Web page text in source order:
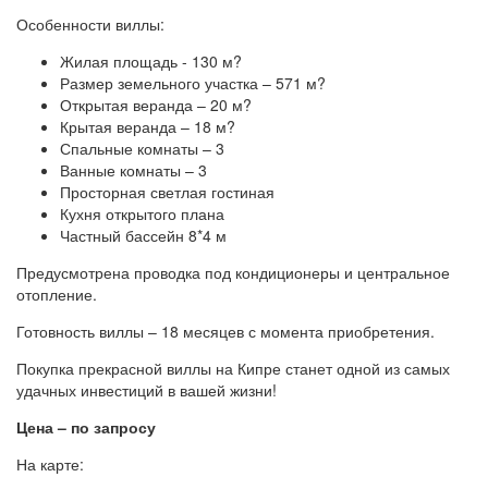
Особенности виллы:
Жилая площадь - 130 м?
Размер земельного участка – 571 м?
Открытая веранда – 20 м?
Крытая веранда – 18 м?
Спальные комнаты – 3
Ванные комнаты – 3
Просторная светлая гостиная
Кухня открытого плана
Частный бассейн 8*4 м
Предусмотрена проводка под кондиционеры и центральное
отопление.
Готовность виллы – 18 месяцев с момента приобретения.
Покупка прекрасной виллы на Кипре станет одной из самых
удачных инвестиций в вашей жизни!
Цена – по запросу
На карте: